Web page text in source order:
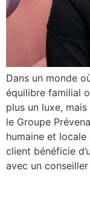
Dans un monde
équilibre familial
plus un luxe,
le Groupe
humaine et
client bénéficie
avec un